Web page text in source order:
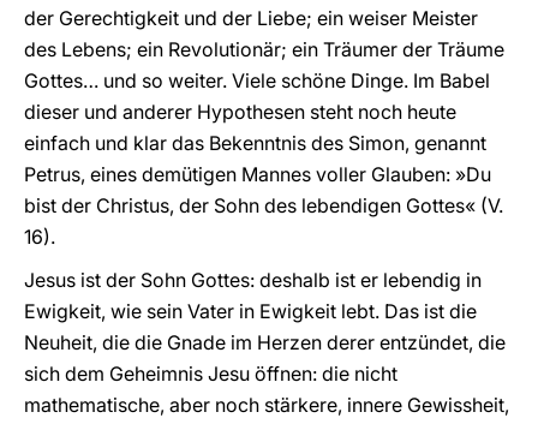
der Gerechtigkeit und der Liebe; ein weiser Meister
des Lebens; ein Revolutionär; ein Träumer der Träume
Gottes… und so weiter. Viele schöne Dinge. Im Babel
dieser und anderer Hypothesen steht noch heute
einfach und klar das Bekenntnis des Simon, genannt
Petrus, eines demütigen Mannes voller Glauben: »Du
bist der Christus, der Sohn des lebendigen Gottes« (V.
16).
Jesus ist der Sohn Gottes: deshalb ist er lebendig in
Ewigkeit, wie sein Vater in Ewigkeit lebt. Das ist die
Neuheit, die die Gnade im Herzen derer entzündet, die
sich dem Geheimnis Jesu öffnen: die nicht
mathematische, aber noch stärkere, innere Gewissheit,